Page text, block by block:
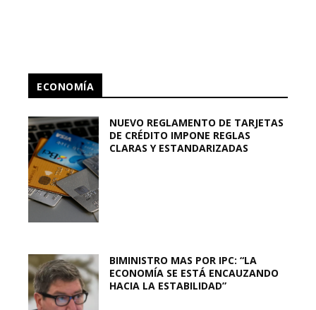
ECONOMÍA
NUEVO REGLAMENTO DE TARJETAS
DE CRÉDITO IMPONE REGLAS
CLARAS Y ESTANDARIZADAS
BIMINISTRO MAS POR IPC: “LA
ECONOMÍA SE ESTÁ ENCAUZANDO
HACIA LA ESTABILIDAD”